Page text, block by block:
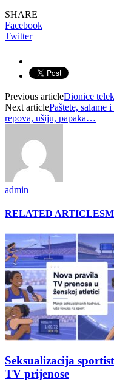
SHARE
Facebook
Twitter
Previous articleDionice
Next articlePaštete, salame
repova, ušiju, papaka…
admin
RELATED ARTICLES
Seksualizacija
TV prijenose